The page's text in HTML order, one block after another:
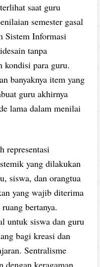
saat guru
semester gasal
Sistem Informasi
tanpa
kondisi para guru.
banyaknya item yang
guru akhirnya
lama dalam menilai
representasi
yang dilakukan
siswa, dan orangtua
yang wajib diterima
bertanya.
untuk siswa dan guru
bagi kreasi dan
Sentralisme
dengan keragaman